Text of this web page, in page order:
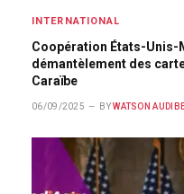
INTERNATIONAL
Coopération États-Unis-
démantèlement des
Caraïbe
06/09/2025 BY WATSON